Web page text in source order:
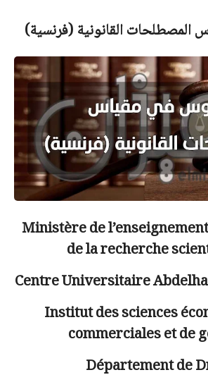
القانونية (فرنسية)
Ministère de
de la recherche
Centre Universitaire
Institut des sciences
commerciales et de
Département de